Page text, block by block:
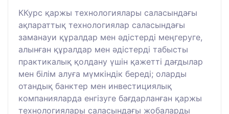
ККурс қаржы технологиялары саласындағы
ақпараттық технологиялар саласындағы
заманауи құралдар мен әдістерді меңгеруге,
алынған құралдар мен әдістерді табысты
практикалық қолдану үшін қажетті дағдылар
мен білім алуға мүмкіндік береді; оларды
отандық банктер мен инвестициялық
компанияларда енгізуге бағдарланған қаржы
технологиялары саласындағы жобаларды